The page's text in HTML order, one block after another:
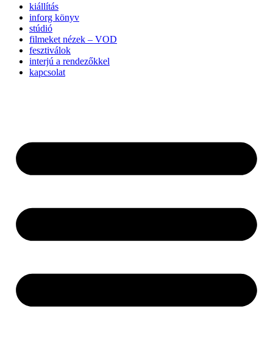
kiállítás
inforg könyv
stúdió
filmeket nézek – VOD
fesztiválok
interjú a rendezőkkel
kapcsolat